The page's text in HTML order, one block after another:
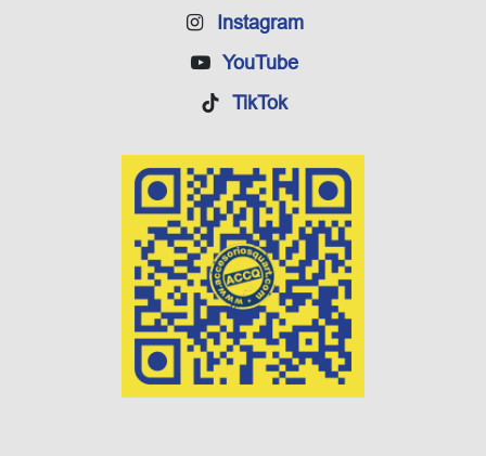
Instagram
YouTube
TikTok